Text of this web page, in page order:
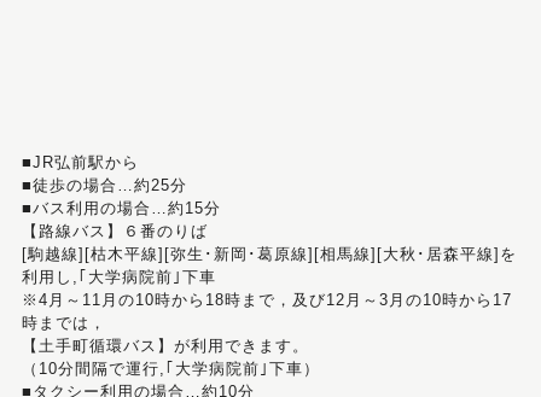
■JR弘前駅から
■徒歩の場合…約25分
■バス利用の場合…約15分
【路線バス】６番のりば
[駒越線][枯木平線][弥生･新岡･葛原線][相馬線][大秋･居森平線]を
利用し,｢大学病院前｣下車
※4月～11月の10時から18時まで，及び12月～3月の10時から17
時までは，
【土手町循環バス】が利用できます。
（10分間隔で運行,｢大学病院前｣下車）
■タクシー利用の場合…約10分